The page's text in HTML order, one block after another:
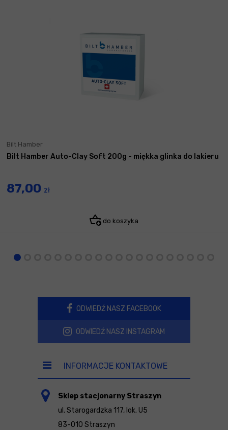
Bilt Hamber
Bilt Hamber Auto-Clay Soft 200g - miękka glinka do lakieru
87,00 zł
do koszyka
ODWIEDŹ NASZ FACEBOOK
ODWIEDŹ NASZ INSTAGRAM
INFORMACJE KONTAKTOWE
Sklep stacjonarny Straszyn
ul. Starogardzka 117, lok. U5
83-010 Straszyn